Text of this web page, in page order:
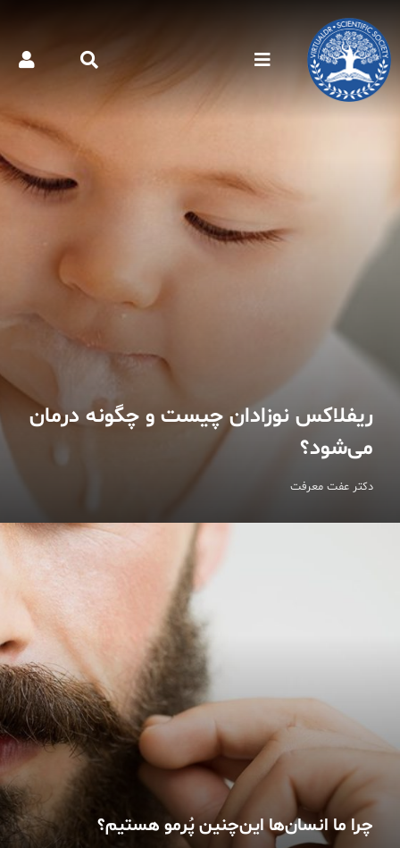
دکتر مجازی - تكامل
دکتر عفت معرفت
ریفلاکس نوزادان چیست و چگونه درمان
می‌شود؟
چرا ما انسان‌ها این‌چنین پُرمو هستیم؟